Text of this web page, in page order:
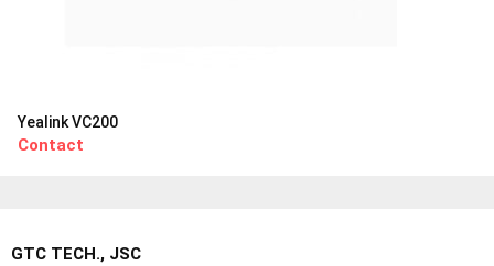
Yealink VC200
Contact
GTC TECH., JSC